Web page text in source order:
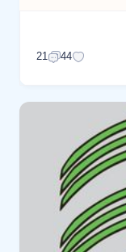
44
21